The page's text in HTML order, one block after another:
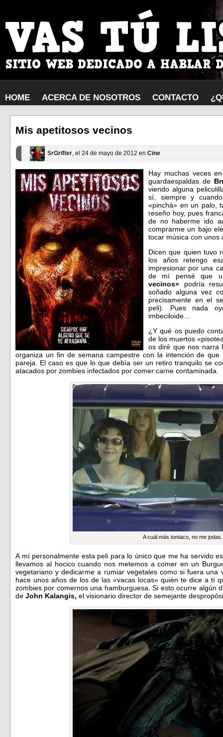
HOME ACERCA DE NOSOTROS CONTACTO
Mis apetitosos vecinos
SrGrifter, el 24 de mayo de 2012 en Cine
Hay muchas veces
guardaespaldas de
viendo alguna
sí, siempre y
«pinchá» en un palo,
reseño hoy, pues
de no haberme ido
comprarme un bajo
tocar música con unos
Dicen que quien tuvo
los años retengo
impresionar por una
de mí pensé que
vecinos» podría
soñado alguna vez
precisamente en el
peli). Pues nada
imbeciloide…
¿Y qué os puedo
de los muertos
os diré que nos narra
organiza un fin de semana campestre con la intención de
pareja. El caso es que lo que debía ser un retiro tranquilo se
atacados por zombies infectados por comer carne contaminada.
A cuál más tontaco, no me
A mí personalmente esta peli para lo único que me ha servido
llevamos al hocico cuando nos metemos a comer en un
vegetariano y dedicarme a rumiar vegetales como si fuera
hace unos años de los de las «vacas locas» quién te dice a tí
zombies por comernos una hamburguesa. Si esto ocurre algún
de John Kalangis, el visionario director de semejante